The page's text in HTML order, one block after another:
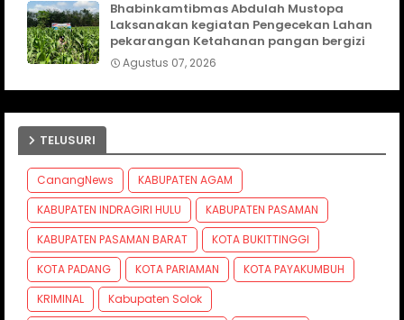
Bhabinkamtibmas Abdulah Mustopa
Laksanakan kegiatan Pengecekan Lahan
pekarangan Ketahanan pangan bergizi
Agustus 07, 2026
TELUSURI
CanangNews
KABUPATEN AGAM
KABUPATEN INDRAGIRI HULU
KABUPATEN PASAMAN
KABUPATEN PASAMAN BARAT
KOTA BUKITTINGGI
KOTA PADANG
KOTA PARIAMAN
KOTA PAYAKUMBUH
KRIMINAL
Kabupaten Solok